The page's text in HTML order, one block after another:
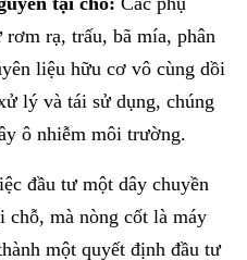
rơm rạ, trấu, bã mía, phân
liệu hữu cơ vô cùng dồi
lý và tái sử dụng, chúng
ô nhiễm môi trường.
đầu tư một dây chuyền
chỗ, mà nòng cốt là máy
một quyết định đầu tư